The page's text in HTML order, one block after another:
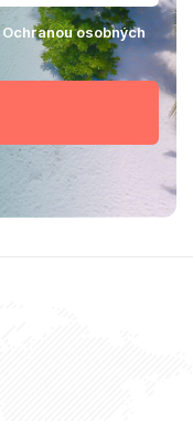
Ochranou osobných